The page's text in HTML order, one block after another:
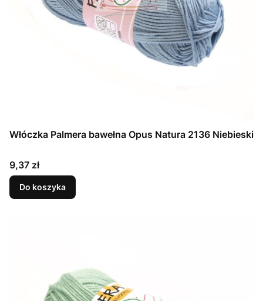
Włóczka Palmera bawełna Opus Natura 2136 Niebieski
Cena
9,37 zł
Do koszyka